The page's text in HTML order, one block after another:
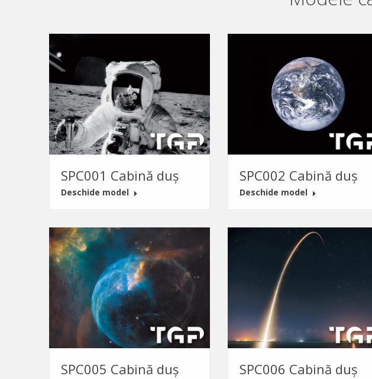
SPC001 Cabină duș
Deschide model
SPC002 Cabină duș
Deschide model
SPC005 Cabină duș SPC006 Cabină duș